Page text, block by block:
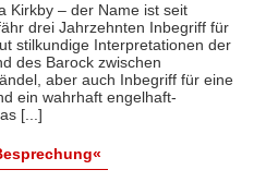
Kirkby – der Name ist seit
drei Jahrzehnten Inbegriff für
stilkundige Interpretationen der
des Barock zwischen
aber auch Inbegriff für eine
ein wahrhaft engelhaft-
[...]